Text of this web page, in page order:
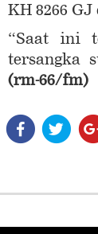
KH 8266
“Saat ini
tersangka
(rm-66/fm)